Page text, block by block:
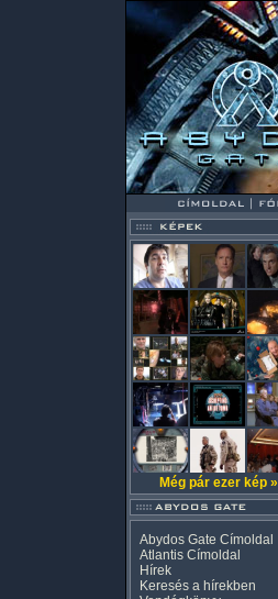
Még pár ezer kép »
Abydos Gate Címoldal
Atlantis Címoldal
Hírek
Keresés a hírekben